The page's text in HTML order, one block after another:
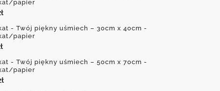
papier
- Twój piękny uśmiech – 30cm x 40cm -
papier
- Twój piękny uśmiech – 50cm x 70cm -
papier